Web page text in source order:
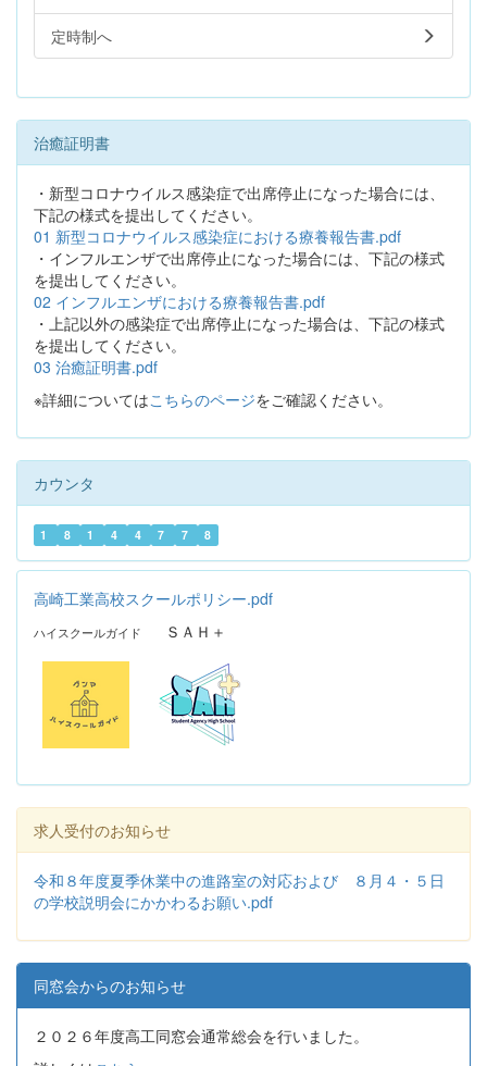
定時制へ
治癒証明書
・新型コロナウイルス感染症で出席停止になった場合には、
下記の様式を提出してください。
01 新型コロナウイルス感染症における療養報告書.pdf
・インフルエンザで出席停止になった場合には、下記の様式
を提出してください。
02 インフルエンザにおける療養報告書.pdf
・上記以外の感染症で出席停止になった場合は、下記の様式
を提出してください。
03 治癒証明書.pdf
※詳細についてはこちらのページをご確認ください。
カウンタ
1 8 1 4 4 7 7 8
高崎工業高校スクールポリシー.pdf
ハイスクールガイド ＳＡＨ＋
求人受付のお知らせ
令和８年度夏季休業中の進路室の対応および ８月４・５日
の学校説明会にかかわるお願い.pdf
同窓会からのお知らせ
２０２６年度高工同窓会通常総会を行いました。